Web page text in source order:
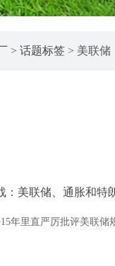
> 话题标签 > 美联储
：美联储、通胀和特
15年里直严厉批评美联